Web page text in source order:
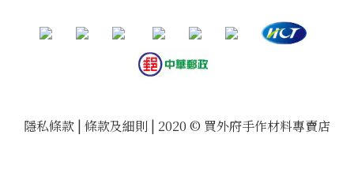
隱私條款 | 條款及細則 | 2020 © 買外府手作材料專賣店